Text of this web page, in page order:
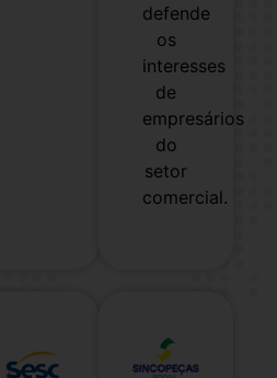
defende
os
interesses
de
empresários
do
setor
comercial.